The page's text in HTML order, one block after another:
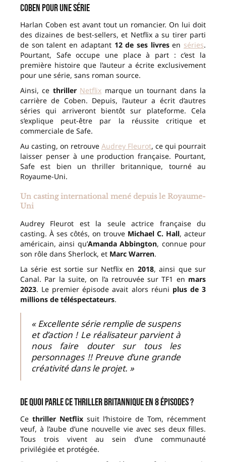
Coben pour une série
Harlan Coben est avant tout un romancier. On lui doit
des dizaines de best-sellers, et Netflix a su tirer parti
de son talent en adaptant 12 de ses livresen séries.
Pourtant, Safe occupe une place à part : c’est la
première histoire que l’auteur a écrite exclusivement
pour une série, sans roman source.
Ainsi, ce thriller Netflix marque un tournant dans la
carrière de Coben. Depuis, l’auteur a écrit d’autres
séries qui arriveront bientôt sur plateforme. Cela
s’explique peut-être par la réussite critique et
commerciale de Safe.
Au casting, on retrouve Audrey Fleurot, ce qui pourrait
laisser penser à une production française. Pourtant,
Safe est bien un thriller britannique, tourné au
Royaume-Uni.
Un casting international mené depuis le Royaume-
Uni
Audrey Fleurot est la seule actrice française du
casting. À ses côtés, on trouve Michael C. Hall, acteur
américain, ainsi qu’Amanda Abbington, connue pour
son rôle dans Sherlock, et Marc Warren.
La série est sortie sur Netflix en 2018, ainsi que sur
Canal. Par la suite, on l’a retrouvée sur TF1 en mars
2023. Le premier épisode avait alors réuni plus de 3
millions de téléspectateurs.
« Excellente série remplie de suspens
et d’action ! Le réalisateur parvient à
nous faire douter sur tous les
personnages !! Preuve d’une grande
créativité dans le projet. »
De quoi parle ce thriller britannique en 8 épisodes ?
Ce thriller Netflix suit l’histoire de Tom, récemment
veuf, à l’aube d’une nouvelle vie avec ses deux filles.
Tous trois vivent au sein d’une communauté
privilégiée et protégée.